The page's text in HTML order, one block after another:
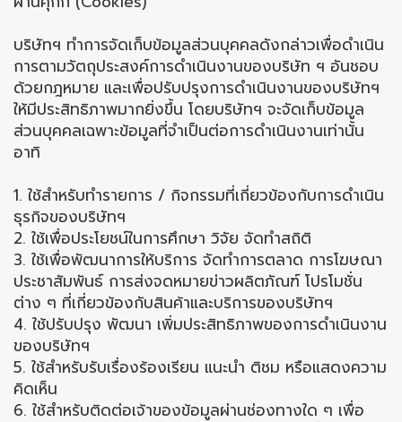
บริษัทฯ ทำการจัดเก็บข้อมูลส่วนบุคคลดังกล่าวเพื่อดำเนิน
การตามวัตถุประสงค์การดำเนินงานของบริษัท ฯ อันชอบ
ด้วยกฎหมาย และเพื่อปรับปรุงการดำเนินงานของบริษัทฯ
ให้มีประสิทธิภาพมากยิ่งขึ้น โดยบริษัทฯ จะจัดเก็บข้อมูล
ส่วนบุคคลเฉพาะข้อมูลที่จำเป็นต่อการดำเนินงานเท่านั้น
อาทิ
1. ใช้สำหรับทำรายการ / กิจกรรมที่เกี่ยวข้องกับการดำเนิน
ธุรกิจของบริษัทฯ
2. ใช้เพื่อประโยชน์ในการศึกษา วิจัย จัดทำสถิติ
3. ใช้เพื่อพัฒนาการให้บริการ จัดทำการตลาด การโฆษณา
ประชาสัมพันธ์ การส่งจดหมายข่าวผลิตภัณฑ์ โปรโมชั่น
ต่าง ๆ ที่เกี่ยวข้องกับสินค้าและบริการของบริษัทฯ
4. ใช้ปรับปรุง พัฒนา เพิ่มประสิทธิภาพของการดำเนินงาน
ของบริษัทฯ
5. ใช้สำหรับรับเรื่องร้องเรียน แนะนำ ติชม หรือแสดงความ
คิดเห็น
6. ใช้สำหรับติดต่อเจ้าของข้อมูลผ่านช่องทางใด ๆ เพื่อ